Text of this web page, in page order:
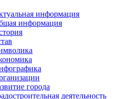
информация
информация
города
деятельность